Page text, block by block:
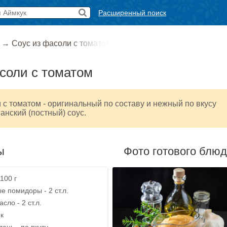
Расширенный поиск
→ Соус из фасоли с томатом
с томатом
томатом - оригинальный по составу и нежный по вкусу
(постный) соус.
г
помидоры - 2 ст.л.
- 2 ст.л.
Фото готового